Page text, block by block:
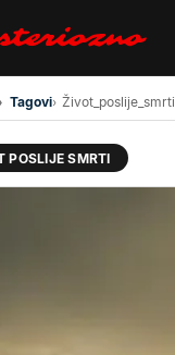
sadržaj
Tagovi Život_poslije_smrti
POSLIJE SMRTI